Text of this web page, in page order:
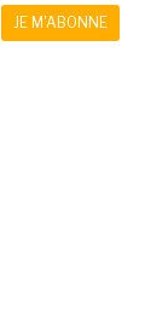
JE M'ABONNE